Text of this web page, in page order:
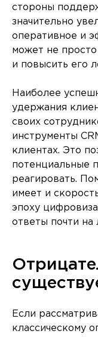
стороны
значительно
оперативное и
может не
и повысить его
Наиболее
удержания
своих
инструменты
клиентах. Это
потенциальные
реагировать.
имеет и
эпоху
ответы почти
Если
классическому